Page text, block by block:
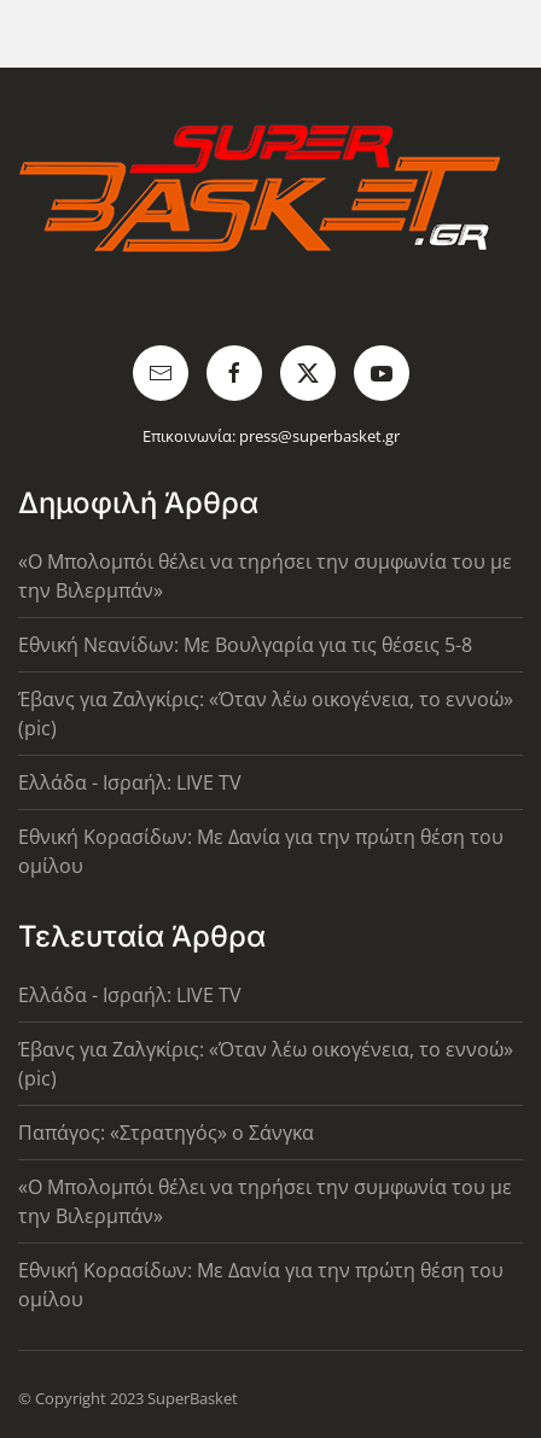
Επικοινωνία: press@superbasket.gr
Δημοφιλή Άρθρα
«Ο Μπολομπόι θέλει να τηρήσει την συμφωνία του με
την Βιλερμπάν»
Εθνική Νεανίδων: Με Βουλγαρία για τις θέσεις 5-8
Έβανς για Ζαλγκίρις: «Όταν λέω οικογένεια, το εννοώ»
(pic)
Ελλάδα - Ισραήλ: LIVE TV
Εθνική Κορασίδων: Με Δανία για την πρώτη θέση του
ομίλου
Τελευταία Άρθρα
Ελλάδα - Ισραήλ: LIVE TV
Έβανς για Ζαλγκίρις: «Όταν λέω οικογένεια, το εννοώ»
(pic)
Παπάγος: «Στρατηγός» ο Σάνγκα
«Ο Μπολομπόι θέλει να τηρήσει την συμφωνία του με
την Βιλερμπάν»
Εθνική Κορασίδων: Με Δανία για την πρώτη θέση του
ομίλου
© Copyright 2023 SuperBasket